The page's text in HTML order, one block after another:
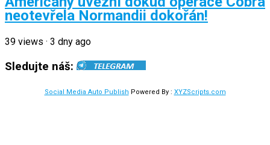
neotevřela Normandii dokořán!
39 views · 3 dny ago
Sledujte náš:
Social Media Auto Publish Powered By : XYZScripts.com